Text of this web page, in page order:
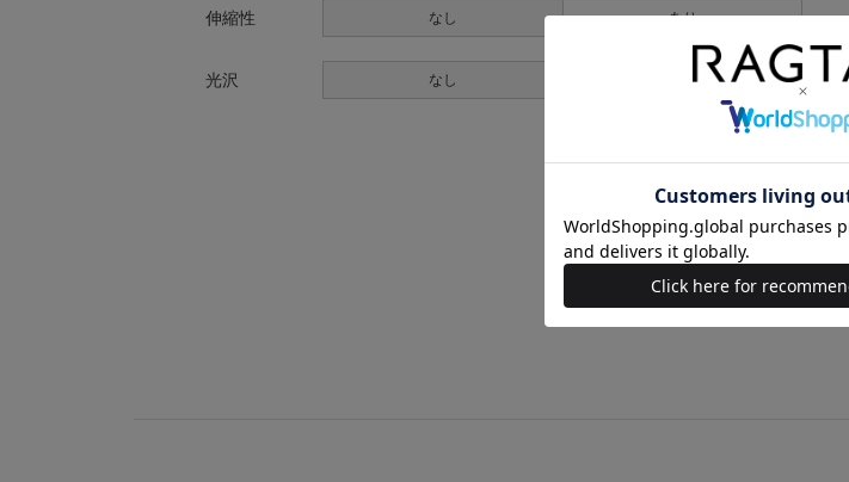
伸縮性 なし あり
光沢 なし あり